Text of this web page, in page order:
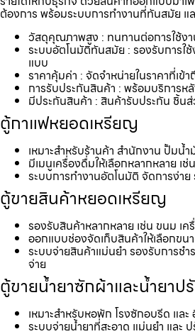
ต้องการ พร้อมระบบการทำงานที่ทันสมัย แล
วัสดุคุณภาพสูง : ทนทานต่อการใช้งา
ระบบอัตโนมัติทันสมัย : รองรับการใ
แบบ
ราคาคุ้มค่า : จัดจำหน่ายในราคาที่เข้า
การรับประกันสินค้า : พร้อมบริการห
มีประกันสินค้า : สินค้ารับประกัน ชิ้นส่
ตู้กาแฟหยอดเหรียญ
เหมาะสำหรับร้านค้า สำนักงาน ปั้มน้
มีเมนูเครื่องดื่มให้เลือกหลากหลาย เช่
ระบบการทำงานอัตโนมัติ จัดการง่าย
ตู้ขายสินค้าหยอดเหรียญ
รองรับสินค้าหลากหลาย เช่น ขนม เค
ออกแบบช่องจัดเก็บสินค้าให้เลือกขน
ระบบจ่ายสินค้าแม่นยำ รองรับการชำ
จ่าย
ตู้ขายน้ำยาซักผ้าและน้ำยาป
เหมาะสำหรับหอพัก โรงซักอบรีด และ
ระบบจ่ายน้ำยาที่สะอาด แม่นยำ และ